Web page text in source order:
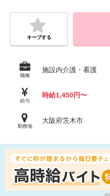
キープする
職種
施設内介護・看護
給与
時給1,450円〜
勤務地
大阪府茨木市